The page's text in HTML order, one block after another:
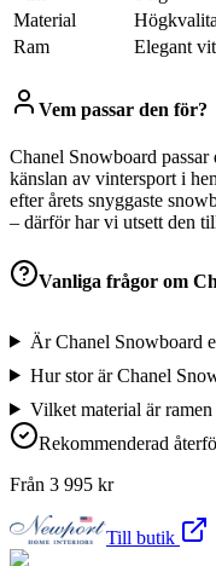
Material
Ram
Elegant
Vem passar den för?
Chanel Snowboard
känslan av vintersport i
efter årets snyggaste
– därför har vi utsett den
Vanliga frågor om
Är Chanel Snowboard
Hur stor är Chanel
Vilket material är
Rekommenderad
Från 3 995 kr
Till butik